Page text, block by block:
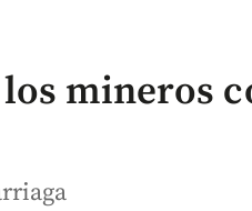
mineros